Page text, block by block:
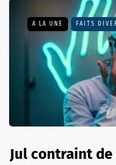
A LA UNE FAITS
Jul contraint